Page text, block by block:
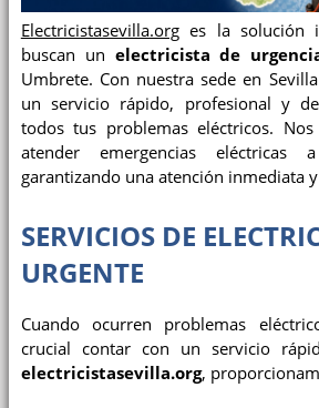
Electricistasevilla.orges la solución
buscan un electricista de
Umbrete. Con nuestra sede en
un servicio rápido, profesional y
todos tus problemas eléctricos. Nos
atender emergencias eléctricas
garantizando una atención inmediata
SERVICIOS DE
URGENTE
Cuando ocurren problemas
crucial contar con un servicio
electricistasevilla.org,